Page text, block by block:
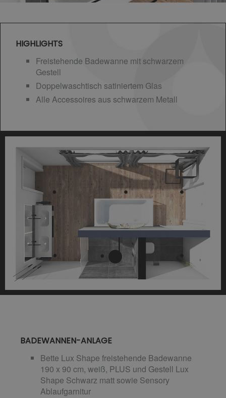
HIGHLIGHTS
Freistehende Badewanne mit schwarzem
Gestell
Doppelwaschtisch satiniertem Glas
Alle Accessoires aus schwarzem Metall
BADEWANNEN-ANLAGE
Bette Lux Shape freistehende Badewanne
190 x 90 cm, weiß, PLUS und Gestell Lux
Shape Schwarz matt sowie Sensory
Ablaufgarnitur